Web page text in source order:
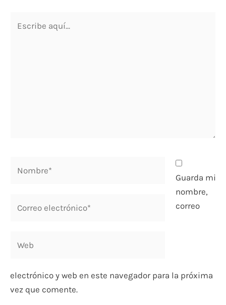
aquí...
Guarda mi
nombre,
correo
electrónico y web en este navegador para la próxima
vez que comente.